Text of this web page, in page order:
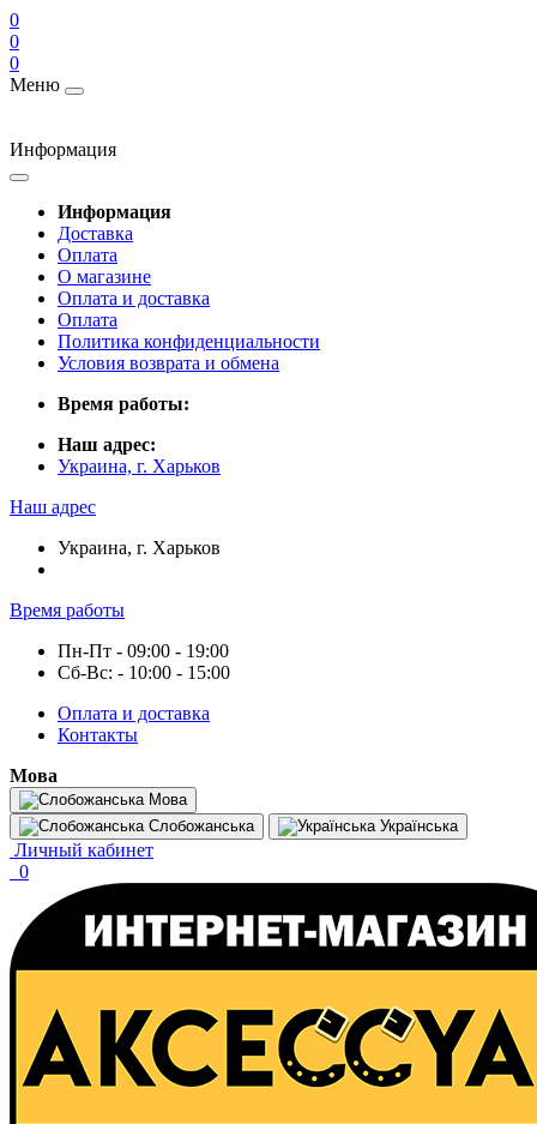
0
0
0
Меню
Информация
Информация
Доставка
Оплата
О магазине
Оплата и доставка
Оплата
Политика конфиденциальности
Условия возврата и обмена
Время работы:
Наш адрес:
Украина, г. Харьков
Наш адрес
Украина, г. Харьков
Время работы
Пн-Пт - 09:00 - 19:00
Сб-Вс: - 10:00 - 15:00
Оплата и доставка
Контакты
Мова
Мова
Слобожанська
Українська
Личный кабинет
0